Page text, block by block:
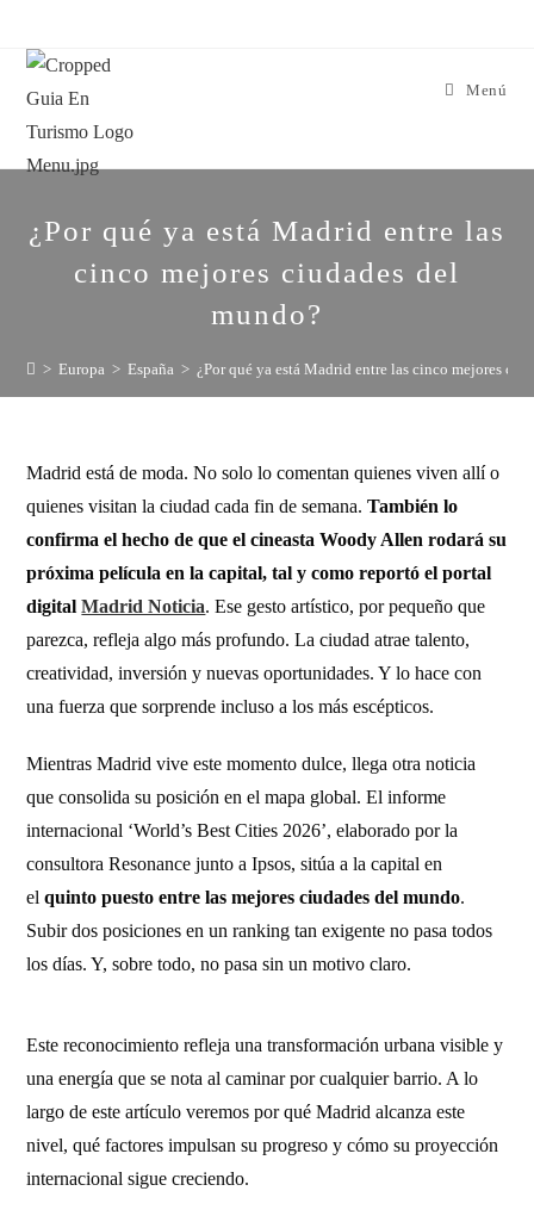
Menú
¿Por qué ya está Madrid entre las
cinco mejores ciudades del
mundo?
> Europa > España > ¿Por qué ya está Madrid entre las cinco mejores
Madrid está de moda. No solo lo comentan quienes viven allí o
quienes visitan la ciudad cada fin de semana.También lo
confirma el hecho de que el cineasta Woody Allen rodará su
próxima película en la capital, tal y como reportó el portal
digitalMadrid Noticia. Ese gesto artístico, por pequeño que
parezca, refleja algo más profundo. La ciudad atrae talento,
creatividad, inversión y nuevas oportunidades. Y lo hace con
una fuerza que sorprende incluso a los más escépticos.
Mientras Madrid vive este momento dulce, llega otra noticia
que consolida su posición en el mapa global. El informe
internacional ‘World’s Best Cities 2026’, elaborado por la
consultora Resonance junto a Ipsos, sitúa a la capital en
elquinto puesto entre las mejores ciudades del mundo.
Subir dos posiciones en un ranking tan exigente no pasa todos
los días. Y, sobre todo, no pasa sin un motivo claro.
Este reconocimiento refleja una transformación urbana visible y
una energía que se nota al caminar por cualquier barrio. A lo
largo de este artículo veremos por qué Madrid alcanza este
nivel, qué factores impulsan su progreso y cómo su proyección
internacional sigue creciendo.